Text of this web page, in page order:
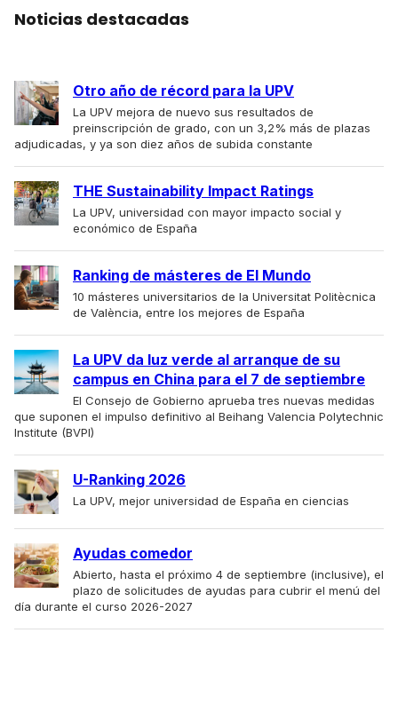
Noticias destacadas
Otro año de récord para la UPV
La UPV mejora de nuevo sus resultados de
preinscripción de grado, con un 3,2% más de plazas
adjudicadas, y ya son diez años de subida constante
THE Sustainability Impact Ratings
La UPV, universidad con mayor impacto social y
económico de España
Ranking de másteres de El Mundo
10 másteres universitarios de la Universitat Politècnica
de València, entre los mejores de España
La UPV da luz verde al arranque de su
campus en China para el 7 de septiembre
El Consejo de Gobierno aprueba tres nuevas medidas
que suponen el impulso definitivo al Beihang Valencia Polytechnic
Institute (BVPI)
U-Ranking 2026
La UPV, mejor universidad de España en ciencias
Ayudas comedor
Abierto, hasta el próximo 4 de septiembre (inclusive), el
plazo de solicitudes de ayudas para cubrir el menú del
día durante el curso 2026-2027